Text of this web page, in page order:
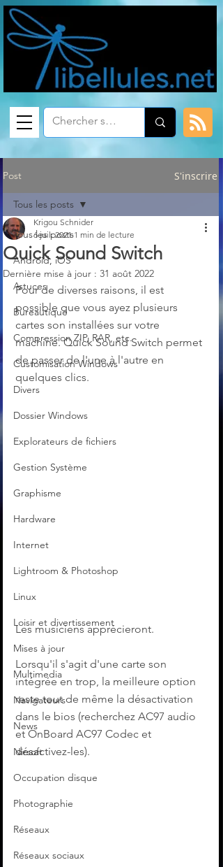
Post S'inscrire
Tous les posts
Android, iOS
Astuces
Bureautique
Compression ZIP, RAR, etc.
Customisation Windows
Divers
Dossier Windows
Explorateurs de fichiers
Gestion Système
Graphisme
Hardware
Internet
Lightroom & Photoshop
Linux
Loisir et divertissement
Mises à jour
Multimedia
Navigateurs
News
Nirsoft
Occupation disque
Photographie
Réseaux
Réseaux sociaux
Tous les posts
Quick Sound Switch
Krigou Schnider
6 juil. 2021 1 min de lecture
Dernière mise à jour : 31 août 2022
Pour de diverses raisons, il est
possible que vous ayez plusieurs
cartes son installées sur votre
machine. Quick Sound Switch permet
de passer de l'une à l'autre en
quelques clics.
Les musiciens apprécieront.
Lorsqu'il s'agit d'une carte son
intégrée en trop, la meilleure option
reste tout de même la désactivation
dans le bios (recherchez AC97 audio
et OnBoard AC97 Codec et
désactivez-les).